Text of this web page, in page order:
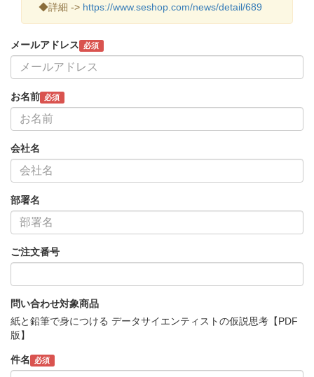
◆詳細 -> https://www.seshop.com/news/detail/689
メールアドレス 必須
お名前 必須
会社名
部署名
ご注文番号
問い合わせ対象商品
紙と鉛筆で身につける データサイエンティストの仮説思考【PDF
版】
件名 必須